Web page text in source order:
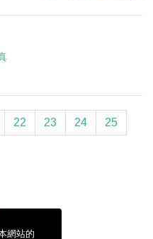
網站的
22 23 24 25